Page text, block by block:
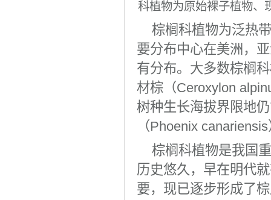
科植物为原始裸子植物、
棕榈科植物为泛热
要分布中心在美洲，
有分布。大多数棕榈
材棕（Ceroxylon
树种生长海拔界限地
（Phoenix
棕榈科植物是我国
历史悠久，早在明代
要，现已逐步形成了